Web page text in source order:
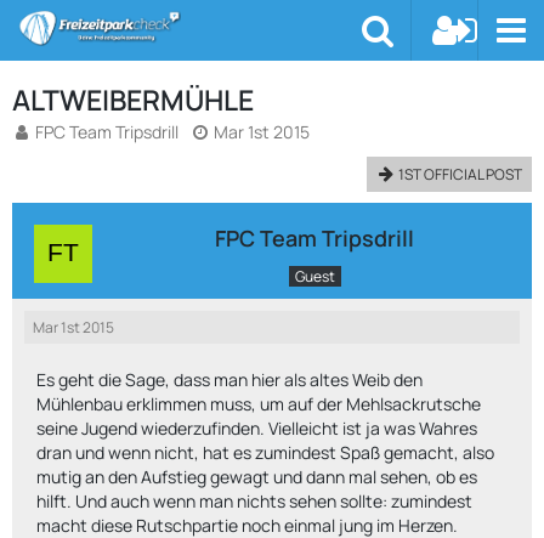
ALTWEIBERMÜHLE
FPC Team Tripsdrill Mar 1st 2015
1ST OFFICIAL POST
FPC Team Tripsdrill
Guest
Mar 1st 2015
Es geht die Sage, dass man hier als altes Weib den
Mühlenbau erklimmen muss, um auf der Mehlsackrutsche
seine Jugend wiederzufinden. Vielleicht ist ja was Wahres
dran und wenn nicht, hat es zumindest Spaß gemacht, also
mutig an den Aufstieg gewagt und dann mal sehen, ob es
hilft. Und auch wenn man nichts sehen sollte: zumindest
macht diese Rutschpartie noch einmal jung im Herzen.